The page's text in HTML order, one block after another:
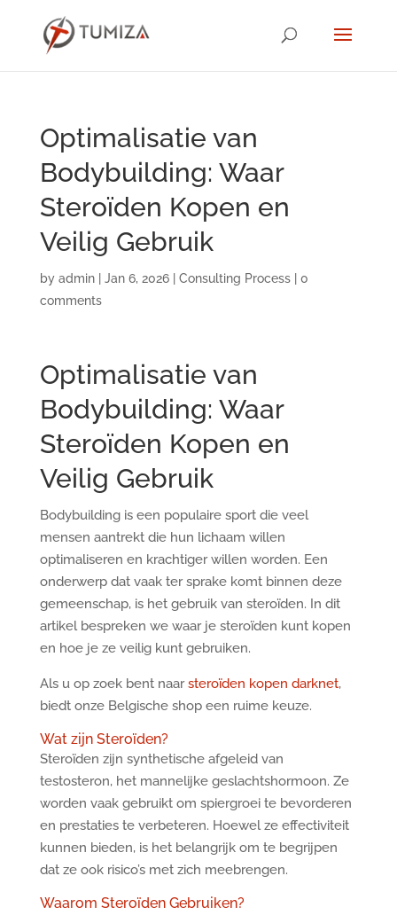
Optimalisatie van
Bodybuilding: Waar
Steroïden Kopen en
Veilig Gebruik
by admin| Jan 6, 2026| Consulting Process| 0
comments
Optimalisatie van
Bodybuilding: Waar
Steroïden Kopen en
Veilig Gebruik
Bodybuilding is een populaire sport die veel
mensen aantrekt die hun lichaam willen
optimaliseren en krachtiger willen worden. Een
onderwerp dat vaak ter sprake komt binnen deze
gemeenschap, is het gebruik van steroïden. In dit
artikel bespreken we waar je steroïden kunt kopen
en hoe je ze veilig kunt gebruiken.
Als u op zoek bent naarsteroïden kopen darknet,
biedt onze Belgische shop een ruime keuze.
Wat zijn Steroïden?
Steroïden zijn synthetische afgeleid van
testosteron, het mannelijke geslachtshormoon. Ze
worden vaak gebruikt om spiergroei te bevorderen
en prestaties te verbeteren. Hoewel ze effectiviteit
kunnen bieden, is het belangrijk om te begrijpen
dat ze ook risico’s met zich meebrengen.
Waarom Steroïden Gebruiken?